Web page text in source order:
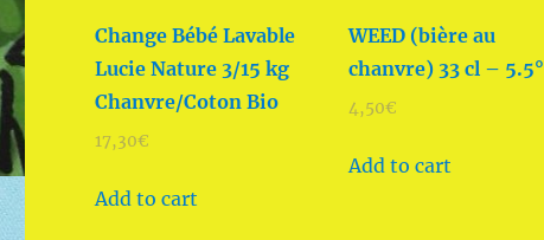
Change Bébé Lavable
Lucie Nature 3/15 kg
Chanvre/Coton Bio
17,30€
Add to cart
WEED (bière au
chanvre) 33 cl – 5.5°
4,50€
Add to cart